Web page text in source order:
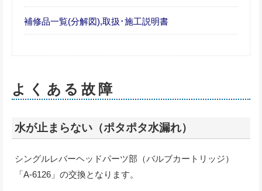
補修品一覧(分解図),取扱･施工説明書
よくある故障
水が止まらない（ポタポタ水漏れ）
シングルレバーヘッドパーツ部（バルブカートリッジ）
「A-6126」の交換となります。